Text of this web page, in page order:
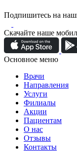
Подпишитесь на
Скачайте наше
Основное меню
Врачи
Направления
Услуги
Филиалы
Акции
Пациентам
О нас
Отзывы
Контакты